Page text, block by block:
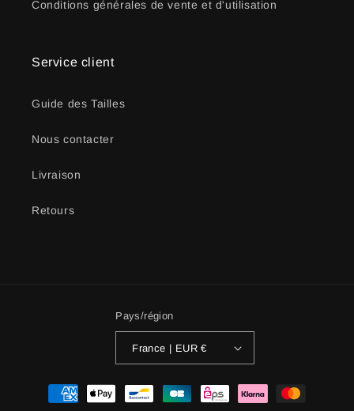
Conditions générales de vente et d'utilisation
Service client
Guide des Tailles
Nous contacter
Livraison
Retours
Pays/région
France | EUR €
Moyens